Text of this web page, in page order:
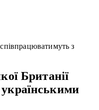
співпрацюватимуть з
Британії